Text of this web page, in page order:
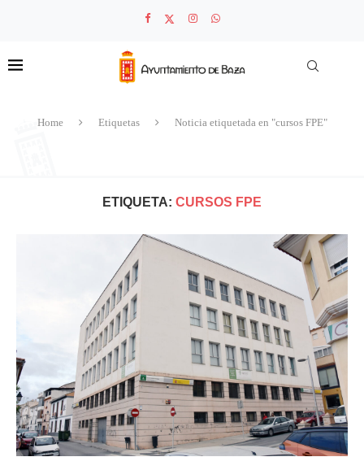
Home Etiquetas Noticia etiquetada en "cursos FPE"
ETIQUETA: CURSOS FPE